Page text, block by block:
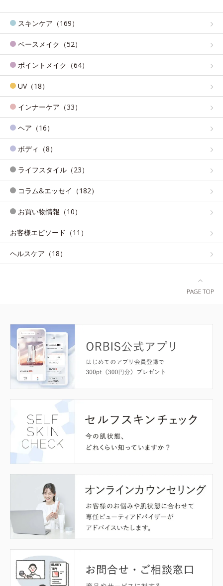
スキンケア（169）
ベースメイク（52）
ポイントメイク（64）
UV（18）
インナーケア（33）
ヘア（16）
ボディ（8）
ライフスタイル（23）
コラム&エッセイ（182）
お買い物情報（10）
お客様エピソード（11）
ヘルスケア（18）